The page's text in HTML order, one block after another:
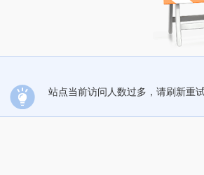
站点当前访问人数过多，请刷新重